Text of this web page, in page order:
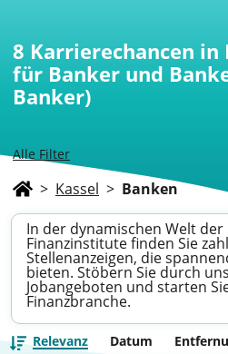
Alle Filter
8 Karrierechancen in
für Banker und
Banker)
> Kassel > Banken
In der dynamischen Welt der
Finanzinstitute finden Sie
Stellenanzeigen, die
bieten. Stöbern Sie durch
Jobangeboten und starten
Finanzbranche.
Relevanz Datum